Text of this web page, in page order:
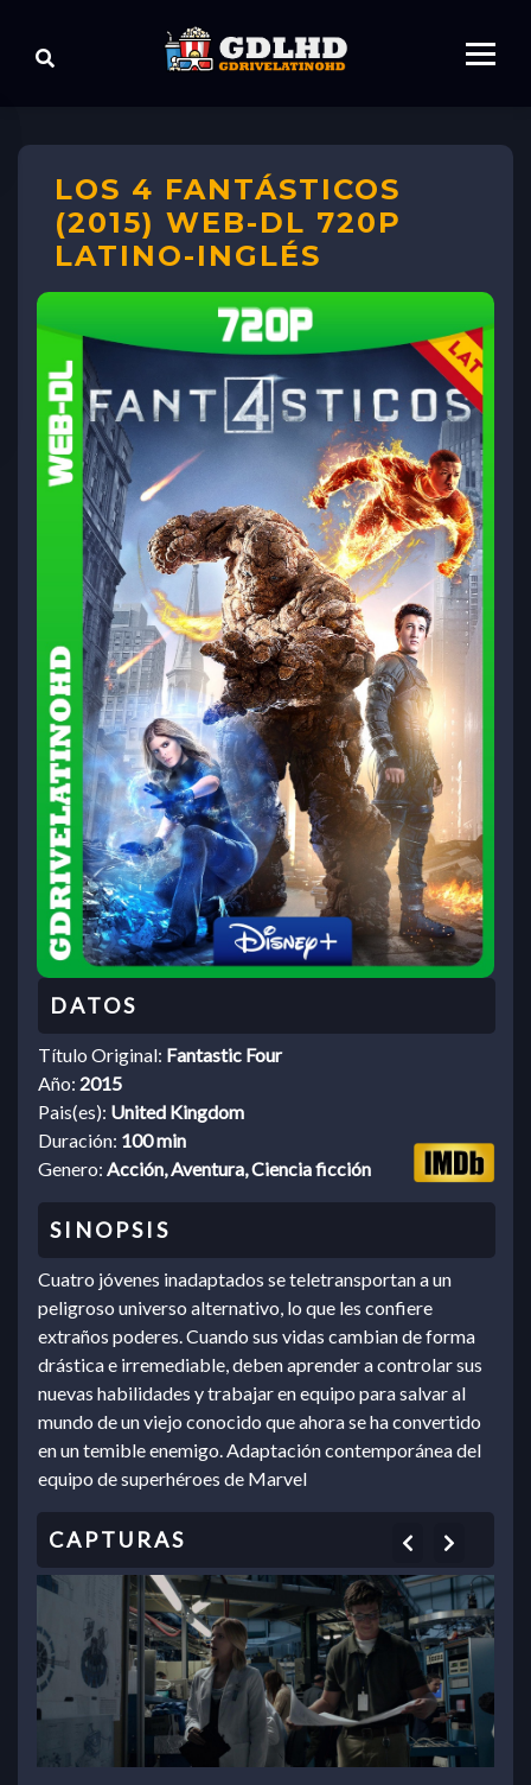
LOS 4 FANTÁSTICOS
(2015) WEB-DL 720P
LATINO-INGLÉS
Título Original: Fantastic Four
Año: 2015
Pais(es): United Kingdom
Duración: 100 min
Genero: Acción, Aventura, Ciencia ficción
Cuatro jóvenes inadaptados se teletransportan a un
peligroso universo alternativo, lo que les confiere
extraños poderes. Cuando sus vidas cambian de forma
drástica e irremediable, deben aprender a controlar sus
nuevas habilidades y trabajar en equipo para salvar al
mundo de un viejo conocido que ahora se ha convertido
en un temible enemigo. Adaptación contemporánea del
equipo de superhéroes de Marvel
Previous